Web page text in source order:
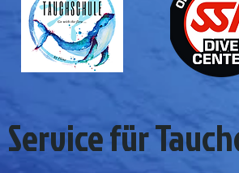
Service für